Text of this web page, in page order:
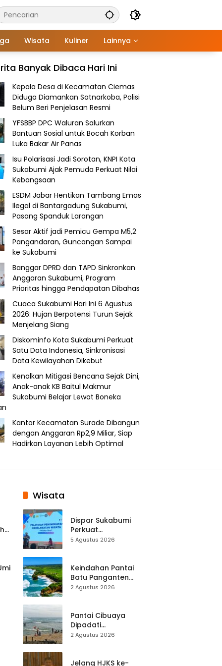
Wisata Kuliner Lainnya
Banyak Dibaca Hari Ini
Kepala Desa di Kecamatan Ciemas
Diduga Diamankan Satnarkoba, Polisi
Belum Beri Penjelasan Resmi
YFSBBP DPC Waluran Salurkan
Bantuan Sosial untuk Bocah Korban
Luka Bakar Air Panas
Isu Polarisasi Jadi Sorotan, KNPI Kota
Sukabumi Ajak Pemuda Perkuat Nilai
Kebangsaan
ESDM Jabar Hentikan Tambang Emas
Ilegal di Bantargadung Sukabumi,
Pasang Spanduk Larangan
Sesar Aktif jadi Pemicu Gempa M5,2
Pangandaran, Guncangan Sampai
ke Sukabumi
Banggar DPRD dan TAPD Sinkronkan
Anggaran Sukabumi, Program
Prioritas hingga Pendapatan Dibahas
Cuaca Sukabumi Hari Ini 6 Agustus
2026: Hujan Berpotensi Turun Sejak
Menjelang Siang
Diskominfo Kota Sukabumi Perkuat
Satu Data Indonesia, Sinkronisasi
Data Kewilayahan Dikebut
Kenalkan Mitigasi Bencana Sejak Dini,
Anak-anak KB Baitul Makmur
Sukabumi Belajar Lewat Boneka
Kantor Kecamatan Surade Dibangun
dengan Anggaran Rp2,9 Miliar, Siap
Hadirkan Layanan Lebih Optimal
Wisata
Dispar Sukabumi
Perkuat
Keselamatan
Mitigasi hingga
Teknik Evakuasi
5 Agustus 2026
Keindahan Pantai
Batu Panganten
Mulai Dilirik
2 Agustus 2026
Pantai Cibuaya
Dipadati
Wisatawan,
Waspada
2 Agustus 2026
Jelang HJKS ke-